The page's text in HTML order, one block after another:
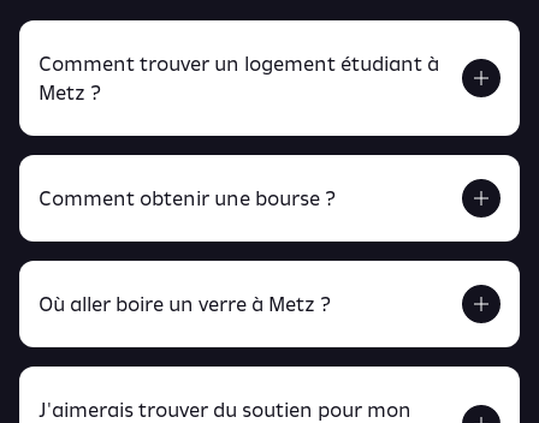
Comment trouver un logement étudiant à
Metz ?
Retrouve tout ça en cliquant ici !
Comment obtenir une bourse ?
Où aller boire un verre à Metz ?
J'aimerais trouver du soutien pour mon